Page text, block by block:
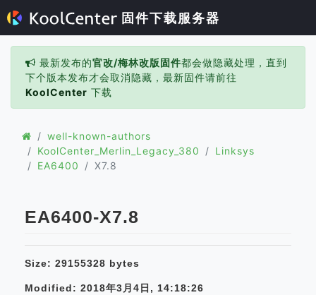
固件下载服务器
最新发布的官改/梅林改版固件都会做隐藏处理，直到
下个版本发布才会取消隐藏，最新固件请前往
KoolCenter 下载
well-known-authors
KoolCenter_Merlin_Legacy_380
Linksys
EA6400
X7.8
EA6400-X7.8
Size: 29155328 bytes
Modified: 2018年3月4日, 14:18:26